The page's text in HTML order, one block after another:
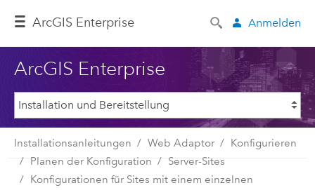
ArcGIS Enterprise Anmelden
ArcGIS Enterprise
Installationsanleitungen Web Adaptor
Konfigurieren
Planen der Konfiguration
Server-Sites
Konfigurationen für Sites mit einem einzelnen